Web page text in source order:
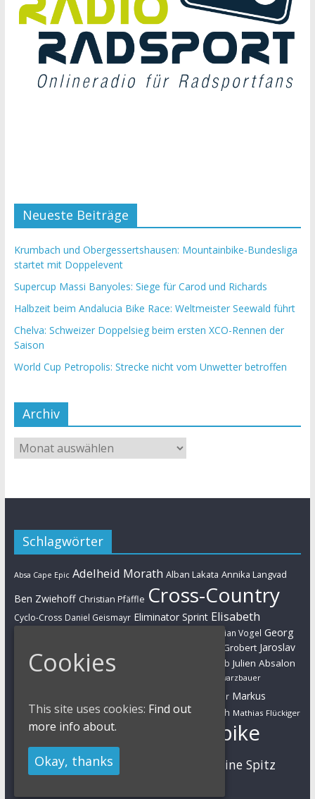
Neueste Beiträge
Krumbach und Obergessertshausen: Mountainbike-Bundesliga
startet mit Doppelevent
Supercup Massi Banyoles: Siege für Carod und Richards
Halbzeit beim Andalucia Bike Race: Weltmeister Seewald führt
Chelva: Schweizer Doppelsieg beim ersten XCO-Rennen der
Saison
World Cup Petropolis: Strecke nicht vom Unwetter betroffen
Archiv
Schlagwörter
Absa Cape Epic Adelheid Morath Alban Lakata Annika Langvad
Ben Zwiehoff Christian Pfäffle Cross-Country
Cyclo-Cross Daniel Geismayr Eliminator Sprint Elisabeth
Florian Vogel Georg
Helen Grobert Jaroslav
Kulhavy Jochen Käß Jolanda Neff Julian Schelb Julien Absalon
Luca Schwarzbauer
Markus Bauer Markus
Kaufmann Markus Schulte-Lünzum Martin Gluth Mathias Flückiger
Mountainbike
MTB Nadine Rieder Sabine Spitz
Cookies
This site uses cookies: Find out
more info about.
Okay, thanks